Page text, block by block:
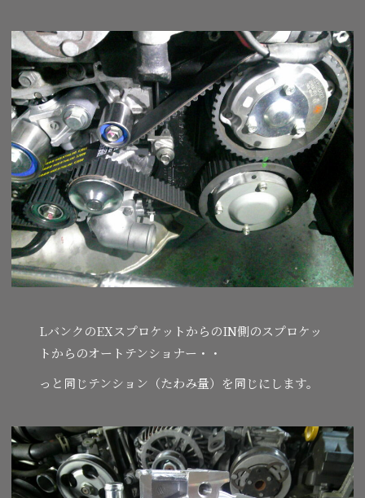
LバンクのEXスプロケットからのIN側のスプロケッ
トからのオートテンショナー・・
っと同じテンション（たわみ量）を同じにします。